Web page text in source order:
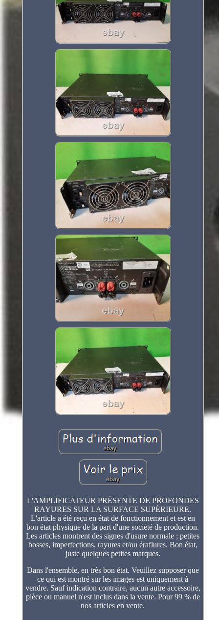
L'AMPLIFICATEUR PRÉSENTE DE PROFONDES
RAYURES SUR LA SURFACE SUPÉRIEURE.
L'article a été reçu en état de fonctionnement et est en
bon état physique de la part d'une société de production.
Les articles montrent des signes d'usure normale ; petites
bosses, imperfections, rayures et/ou éraflures. Bon état,
juste quelques petites marques.
Dans l'ensemble, en très bon état. Veuillez supposer que
ce qui est montré sur les images est uniquement à
vendre. Sauf indication contraire, aucun autre accessoire,
pièce ou manuel n'est inclus dans la vente. Pour 99 % de
nos articles en vente.